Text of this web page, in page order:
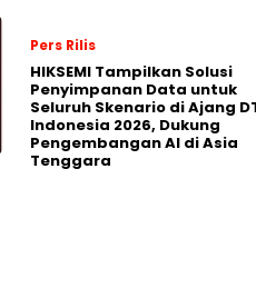
Pers Rilis
HIKSEMI Tampilkan Solusi
Penyimpanan Data untuk
Seluruh Skenario di Ajang
Indonesia 2026, Dukung
Pengembangan AI di Asia
Tenggara